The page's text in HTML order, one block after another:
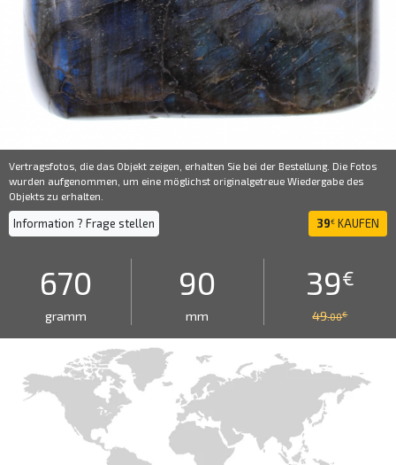
Vertragsfotos, die das Objekt zeigen, erhalten Sie bei der Bestellung. Die Fotos
wurden aufgenommen, um eine möglichst originalgetreue Wiedergabe des
Objekts zu erhalten.
Information ? Frage stellen 39€ KAUFEN
670
gramm
90
mm
39€
49.00€